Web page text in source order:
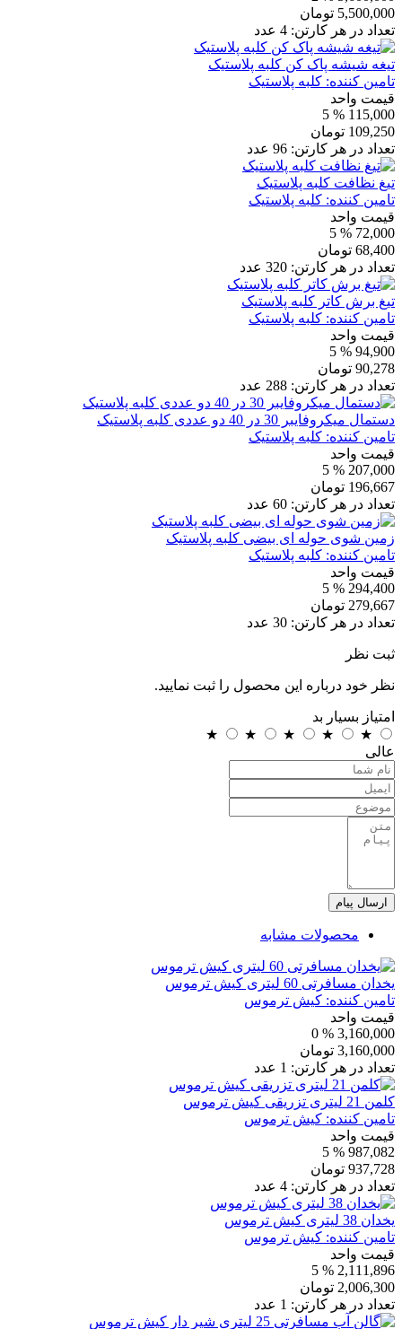
5,500,000 تومان
تعداد در هر کارتن: 4 عدد
تیغه شیشه پاک کن کلبه پلاستیک
تامین کننده: کلبه پلاستیک
قیمت واحد
115,000
% 5
109,250 تومان
تعداد در هر کارتن: 96 عدد
تیغ نظافت کلبه پلاستیک
تامین کننده: کلبه پلاستیک
قیمت واحد
72,000
% 5
68,400 تومان
تعداد در هر کارتن: 320 عدد
تیغ برش کاتر کلبه پلاستیک
تامین کننده: کلبه پلاستیک
قیمت واحد
94,900
% 5
90,278 تومان
تعداد در هر کارتن: 288 عدد
دستمال میکروفایبر 30 در 40 دو عددی کلبه پلاستیک
تامین کننده: کلبه پلاستیک
قیمت واحد
207,000
% 5
196,667 تومان
تعداد در هر کارتن: 60 عدد
زمین شوی حوله ای بیضی کلبه پلاستیک
تامین کننده: کلبه پلاستیک
قیمت واحد
294,400
% 5
279,667 تومان
تعداد در هر کارتن: 30 عدد
ثبت نظر
نظر خود درباره این محصول را ثبت نمایید.
امتیاز بسیار بد
★
★
★
★
★
عالی
ارسال پیام
محصولات مشابه
یخدان مسافرتی 60 لیتری کیش ترموس
تامین کننده: کیش ترموس
قیمت واحد
3,160,000
% 0
3,160,000 تومان
تعداد در هر کارتن: 1 عدد
کلمن 21 لیتری تزریقی کیش ترموس
تامین کننده: کیش ترموس
قیمت واحد
987,082
% 5
937,728 تومان
تعداد در هر کارتن: 4 عدد
یخدان 38 لیتری کیش ترموس
تامین کننده: کیش ترموس
قیمت واحد
2,111,896
% 5
2,006,300 تومان
تعداد در هر کارتن: 1 عدد